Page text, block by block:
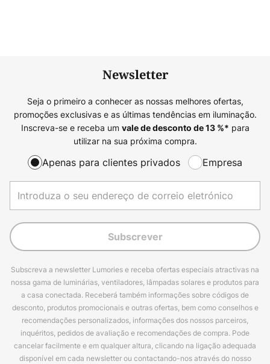
Newsletter
Seja o primeiro a conhecer as nossas melhores ofertas,
promoções exclusivas e as últimas tendências em iluminação.
Inscreva-se e receba um vale de desconto de13%* para
utilizar na sua próxima compra.
Apenas para clientes privados Empresa
Subscrever
Subscreva a newsletter Lumories e receba ofertas especiais atractivas na
nossa gama de luminárias, ventiladores, lâmpadas solares e produtos para
a casa conectada. Receberá também informações sobre códigos de
desconto, produtos promocionais e outras ofertas, bem como conselhos e
recomendações personalizados, informações dos nossos parceiros,
inquéritos, pedidos de avaliação e recomendações de compra. Pode
cancelar facilmente e em qualquer altura, clicando na ligação adequada
disponível em cada newsletter ou contactando-nos através do nosso